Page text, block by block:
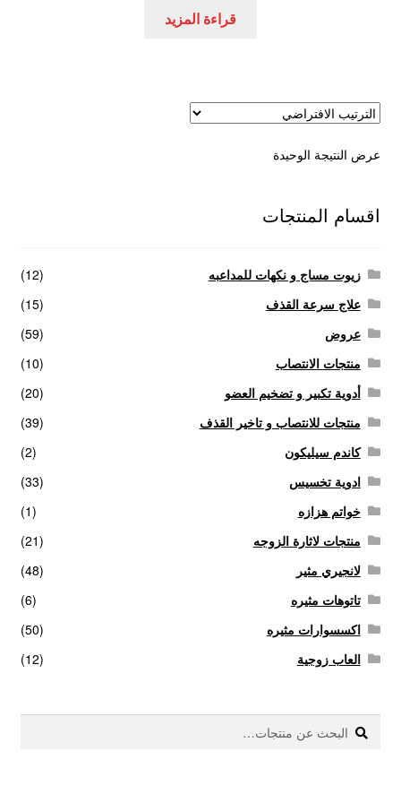
كاندم سيليكون
لانجيري مثير
منتجات الانتصاب
منتجات خاصة بالزوجة
منتجات للانتصاب و تاخير القذف
هو:
قراءة المزيد
عرض النتيجة الوحيدة
اقسام المنتجات
زيوت مساج و نكهات للمداعبه
(12)
علاج سرعة القذف
(15)
عروض
(59)
منتجات الانتصاب
(10)
أدوية تكبير و تضخيم العضو
(20)
منتجات للانتصاب و تاخير القذف
(39)
كاندم سيليكون
(2)
ادوية تخسيس
(33)
خواتم هزازه
(1)
منتجات لاثارة الزوجه
(21)
لانجيري مثير
(48)
تاتوهات مثيره
(6)
اكسسوارات مثيره
(50)
العاب زوجية
(12)
البحث
عن:
بحث